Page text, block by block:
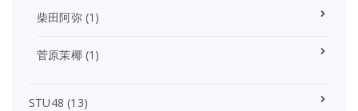
柴田阿弥(1)
菅原茉椰(1)
STU48 (13)